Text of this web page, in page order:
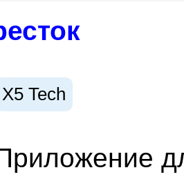
X5 Tech